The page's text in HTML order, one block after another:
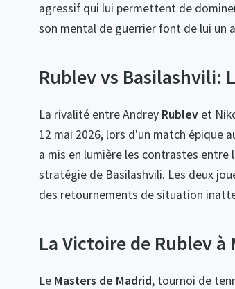
agressif qui lui permettent de
son mental de guerrier font de lui un
Rublev vs Basilashvili:
La rivalité entre Andrey Rublev et
12 mai 2026, lors d'un match épique
a mis en lumière les contrastes entre
stratégie de Basilashvili. Les deux
des retournements de situation
La Victoire de Rublev
Le Masters de Madrid, tournoi de